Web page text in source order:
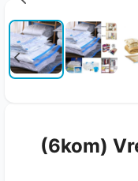
(6kom)